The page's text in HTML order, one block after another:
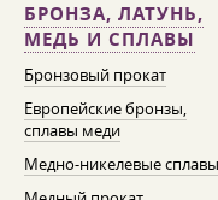
БРОНЗА, ЛАТУНЬ,
МЕДЬ И СПЛАВЫ
Бронзовый прокат
Европейские бронзы,
сплавы меди
Медно-никелевые сплавы